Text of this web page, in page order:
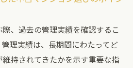
、過去の管理実績を確認するこ
理実績は、長期間にわたってど
持されてきたかを示す重要な指